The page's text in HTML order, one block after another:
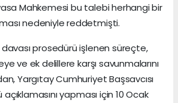
Mahkemesi bu talebi herhangi bir
nedeniyle reddetmişti.
davası prosedürü işlenen süreçte,
ve ek delillere karşı savunmalarını
Yargıtay Cumhuriyet Başsavcısı
yapması için 10 Ocak